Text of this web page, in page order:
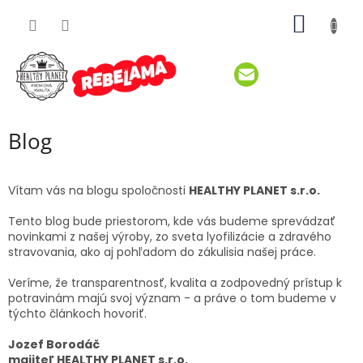
Blog
Vítam vás na blogu spoločnosti HEALTHY PLANET s.r.o.
Tento blog bude priestorom, kde vás budeme sprevádzať
novinkami z našej výroby, zo sveta lyofilizácie a zdravého
stravovania, ako aj pohľadom do zákulisia našej práce.
Veríme, že transparentnosť, kvalita a zodpovedný prístup k
potravinám majú svoj význam - a práve o tom budeme v
týchto článkoch hovoriť.
Jozef Borodáč